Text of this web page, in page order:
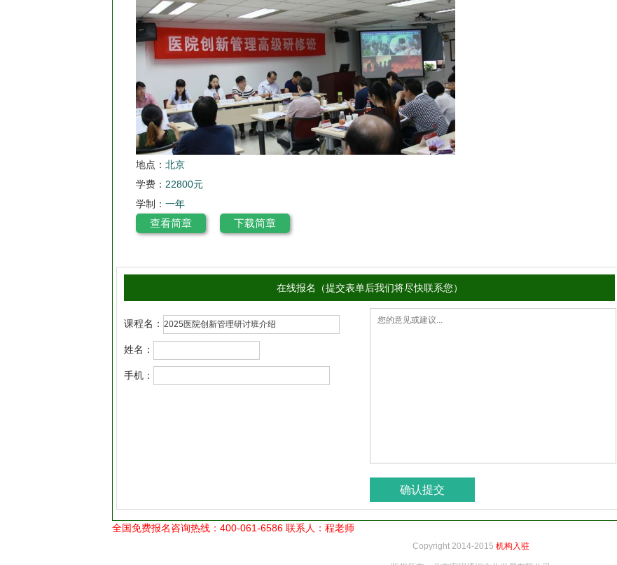
地点： 北京
学费： 22800元
学制： 一年
查看简章
下载简章
在线报名（提交表单后我们将尽快联系您）
课程名：
姓名：
手机：
全国免费报名咨询热线：400-061-6586 联系人：程老师
Copyright 2014-2015 机构入驻